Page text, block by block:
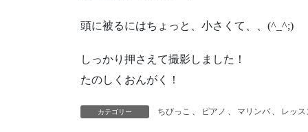
頭に被るにはちょっと、小さくて、、(^_^;)
しっかり押さえて撮影しました！
たのしくおんがく！
カテゴリー ちびっこ 、 ピアノ 、 マリンバ 、 レッ